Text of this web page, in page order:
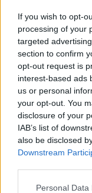
If you wish to opt-
processing of your
targeted
section to confirm
opt-out request is
interest-based ads
us or personal
your opt-out. You
disclosure of your
IAB’s list of
also be disclosed
Downstream
Personal
professoressa
scolastico provinciale.